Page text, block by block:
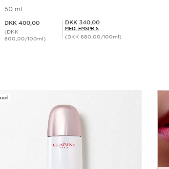
50 ml
DKK 400,00
(DKK
800,00/100ml)
Medlemspris DKK 340,00
DKK 340,00
MEDLEMSPRIS
(DKK 680,00/100ml)